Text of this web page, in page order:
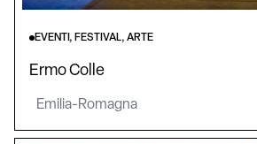
EVENTI, FESTIVAL, ARTE
Ermo Colle
Emilia-Romagna